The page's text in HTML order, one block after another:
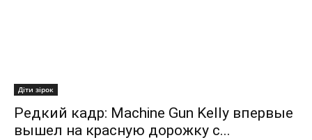
Діти зірок
Редкий кадр: Machine Gun Kelly впервые
вышел на красную дорожку с...